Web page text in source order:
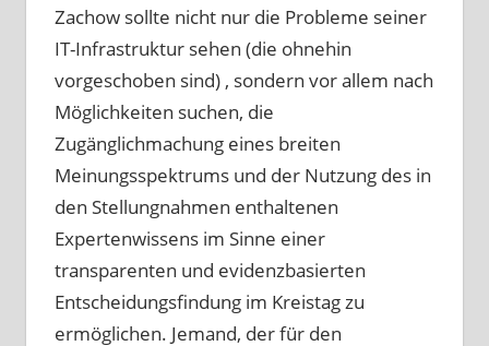
Zachow sollte nicht nur die Probleme seiner
IT-Infrastruktur sehen (die ohnehin
vorgeschoben sind) , sondern vor allem nach
Möglichkeiten suchen, die
Zugänglichmachung eines breiten
Meinungsspektrums und der Nutzung des in
den Stellungnahmen enthaltenen
Expertenwissens im Sinne einer
transparenten und evidenzbasierten
Entscheidungsfindung im Kreistag zu
ermöglichen. Jemand, der für den